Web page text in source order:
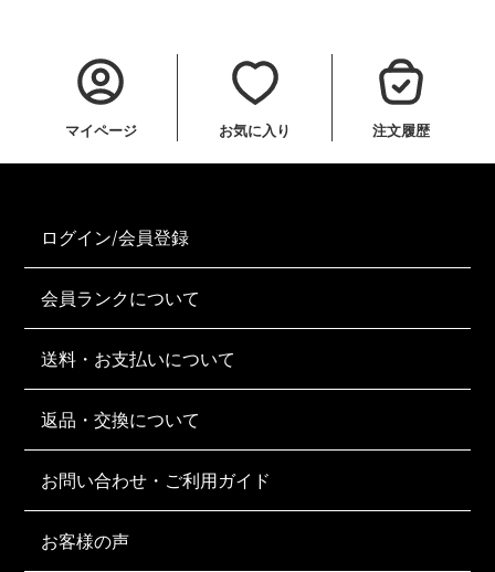
マイページ お気に入り 注文履歴
ログイン/会員登録
会員ランクについて
送料・お支払いについて
返品・交換について
お問い合わせ・ご利用ガイド
お客様の声